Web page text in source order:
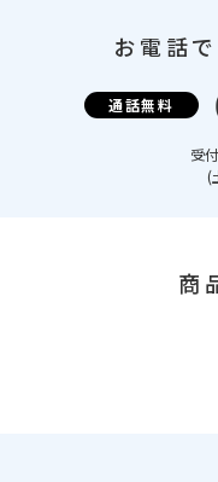
お電話
通話無料
受
(
商